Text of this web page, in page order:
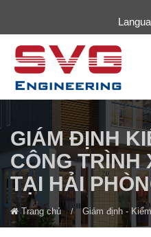
GIÁM ĐỊNH
CÔNG TRÌNH
TẠI HẢI
Trang chủ Giám định -